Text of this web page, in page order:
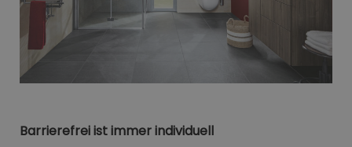
Barrierefrei ist immer individuell